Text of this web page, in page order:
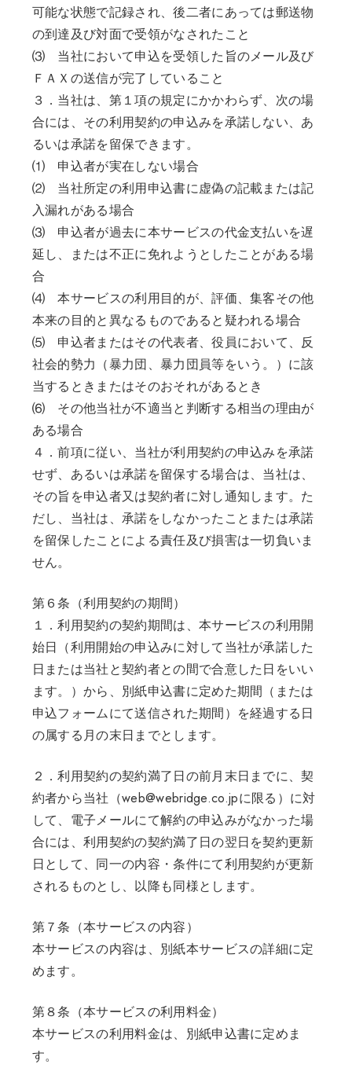
可能な状態で記録され、後二者にあっては郵送物
の到達及び対面で受領がなされたこと
⑶ 当社において申込を受領した旨のメール及び
ＦＡＸの送信が完了していること
３．当社は、第１項の規定にかかわらず、次の場
合には、その利用契約の申込みを承諾しない、あ
るいは承諾を留保できます。
⑴ 申込者が実在しない場合
⑵ 当社所定の利用申込書に虚偽の記載または記
入漏れがある場合
⑶ 申込者が過去に本サービスの代金支払いを遅
延し、または不正に免れようとしたことがある場
合
⑷ 本サービスの利用目的が、評価、集客その他
本来の目的と異なるものであると疑われる場合
⑸ 申込者またはその代表者、役員において、反
社会的勢力（暴力団、暴力団員等をいう。）に該
当するときまたはそのおそれがあるとき
⑹ その他当社が不適当と判断する相当の理由が
ある場合
４．前項に従い、当社が利用契約の申込みを承諾
せず、あるいは承諾を留保する場合は、当社は、
その旨を申込者又は契約者に対し通知します。た
だし、当社は、承諾をしなかったことまたは承諾
を留保したことによる責任及び損害は一切負いま
せん。
第６条（利用契約の期間）
１．利用契約の契約期間は、本サービスの利用開
始日（利用開始の申込みに対して当社が承諾した
日または当社と契約者との間で合意した日をいい
ます。）から、別紙申込書に定めた期間（または
申込フォームにて送信された期間）を経過する日
の属する月の末日までとします。
２．利用契約の契約満了日の前月末日までに、契
約者から当社（web@webridge.co.jpに限る）に対
して、電子メールにて解約の申込みがなかった場
合には、利用契約の契約満了日の翌日を契約更新
日として、同一の内容・条件にて利用契約が更新
されるものとし、以降も同様とします。
第７条（本サービスの内容）
本サービスの内容は、別紙本サービスの詳細に定
めます。
第８条（本サービスの利用料金）
本サービスの利用料金は、別紙申込書に定めま
す。